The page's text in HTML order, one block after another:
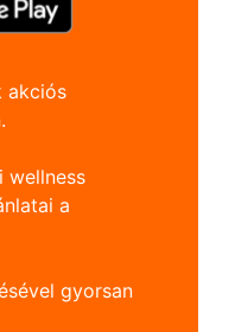
akciós
wellness
a
gyorsan